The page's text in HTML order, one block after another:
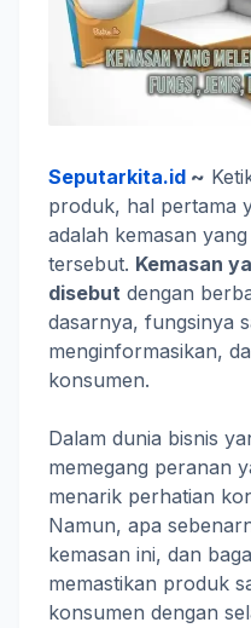
Seputarkita.id ~
produk, hal pertama
adalah kemasan
tersebut. Kemasan
disebut dengan
dasarnya, fungsinya
menginformasikan,
konsumen.
Dalam dunia bisnis
memegang peranan
menarik perhatian
Namun, apa
kemasan ini, dan
memastikan produk
konsumen dengan